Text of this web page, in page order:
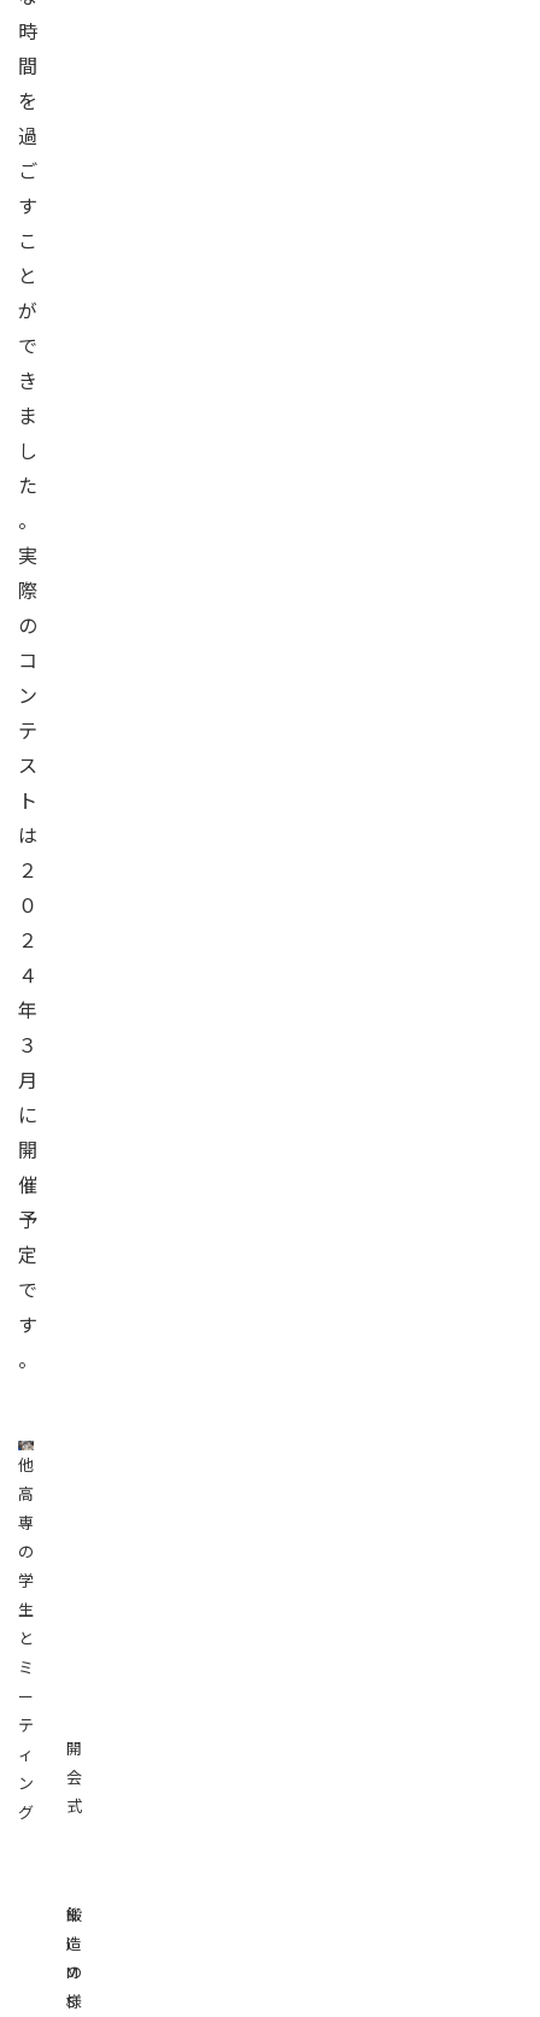
時
間
を
過
ご
す
こ
と
が
で
き
ま
し
た
。
実
際
の
コ
ン
テ
ス
ト
は
２
０
２
４
年
３
月
に
開
催
予
定
で
す
。
開
会
式
他
高
専
の
学
生
と
ミ
ー
テ
ィ
ン
グ
N
I
M
S
鍛
造
の
様